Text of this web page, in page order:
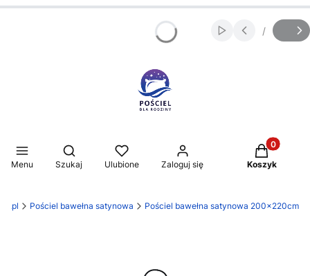
Włącz Slajd
/
z
Menu
Otwórz wyszukiwarkę
Szukaj Ulubione Zaloguj się
Produkty
Koszyk
Pościel bawełna satynowa Pościel bawełna satynowa 200x220cm